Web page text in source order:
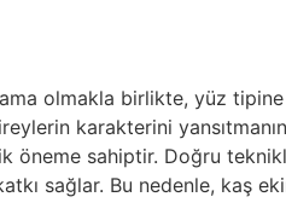
olmakla birlikte, yüz
karakterini
öneme sahiptir. Doğru
sağlar. Bu nedenle,